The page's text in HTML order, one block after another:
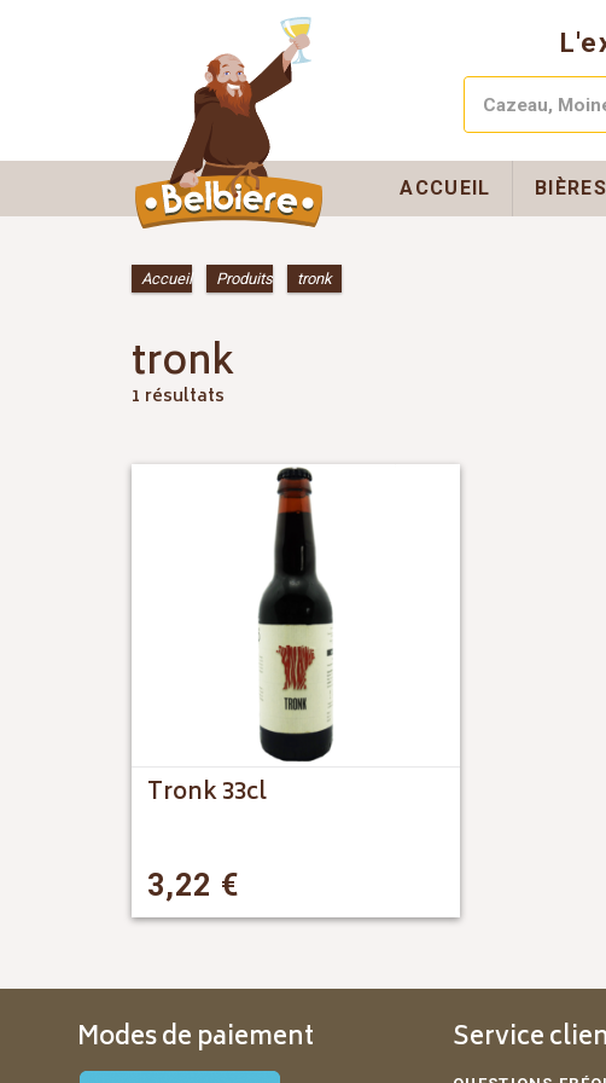
ACCUEIL BIÈRES
Accueil» Produits» tronk
tronk
1 résultats
Tronk 33cl
3,22 €
Modes de paiement Service